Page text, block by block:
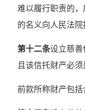
难以履行职责的
的名义向人民法院
第十二条设立慈善
且该信托财产必
前款所称财产包括